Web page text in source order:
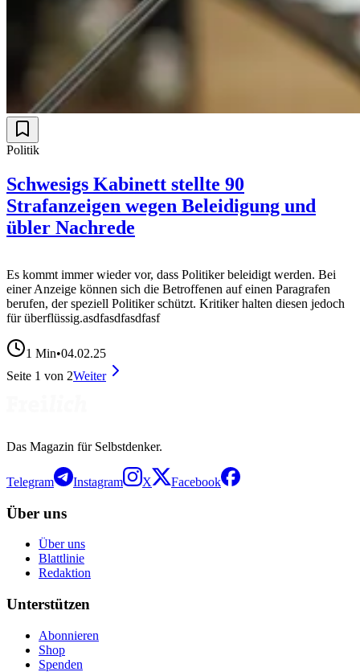
Politik
Schwesigs Kabinett stellte 90
Strafanzeigen wegen Beleidigung und
übler Nachrede
Es kommt immer wieder vor, dass Politiker beleidigt werden. Bei
einer Anzeige können sich die Betroffenen auf einen Paragrafen
berufen, der speziell Politiker schützt. Kritiker halten diesen jedoch
für überflüssig.asdfasdfasdfasf
1 Min•04.02.25
Seite 1 von 2Weiter
Das Magazin für Selbstdenker.
Telegram Instagram X Facebook
Über uns
Über uns
Blattlinie
Redaktion
Unterstützen
Abonnieren
Shop
Spenden